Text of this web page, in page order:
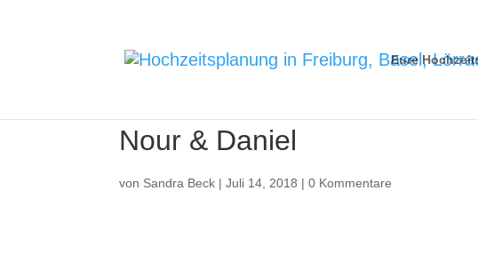
Eure
Nour & Daniel
von Sandra Beck |Juli 14, 2018 |0 Kommentare